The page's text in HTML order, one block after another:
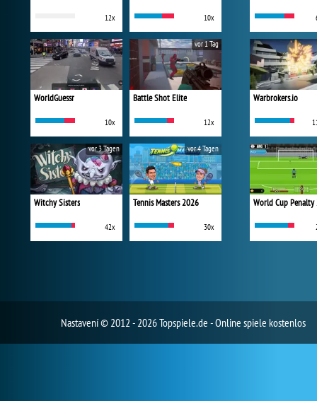
12x 10x
WorldGuessr
10x
Battle Shot Elite
12x
vor 1 Tag
Witchy Sisters
42x
vor 3 Tagen
Tennis Masters 2026
30x
vor 4 Tagen
Warbrokers.io
World Cup
Nastavení© 2012 - 2026 Topspiele.de - Online spiele kostenlos